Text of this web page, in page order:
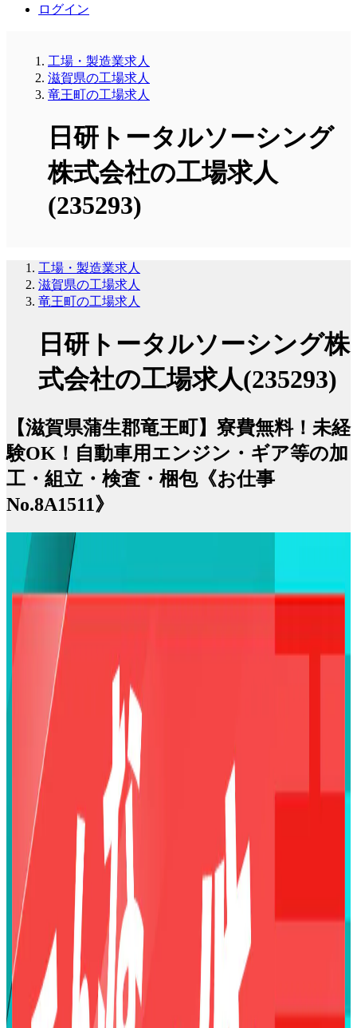
ログイン
工場・製造業求人
滋賀県の工場求人
竜王町の工場求人
日研トータルソーシング
株式会社の工場求人
(235293)
工場・製造業求人
滋賀県の工場求人
竜王町の工場求人
日研トータルソーシング株
式会社の工場求人(235293)
【滋賀県蒲生郡竜王町】寮費無料！未経
験OK！自動車用エンジン・ギア等の加
工・組立・検査・梱包《お仕事
No.8A1511》